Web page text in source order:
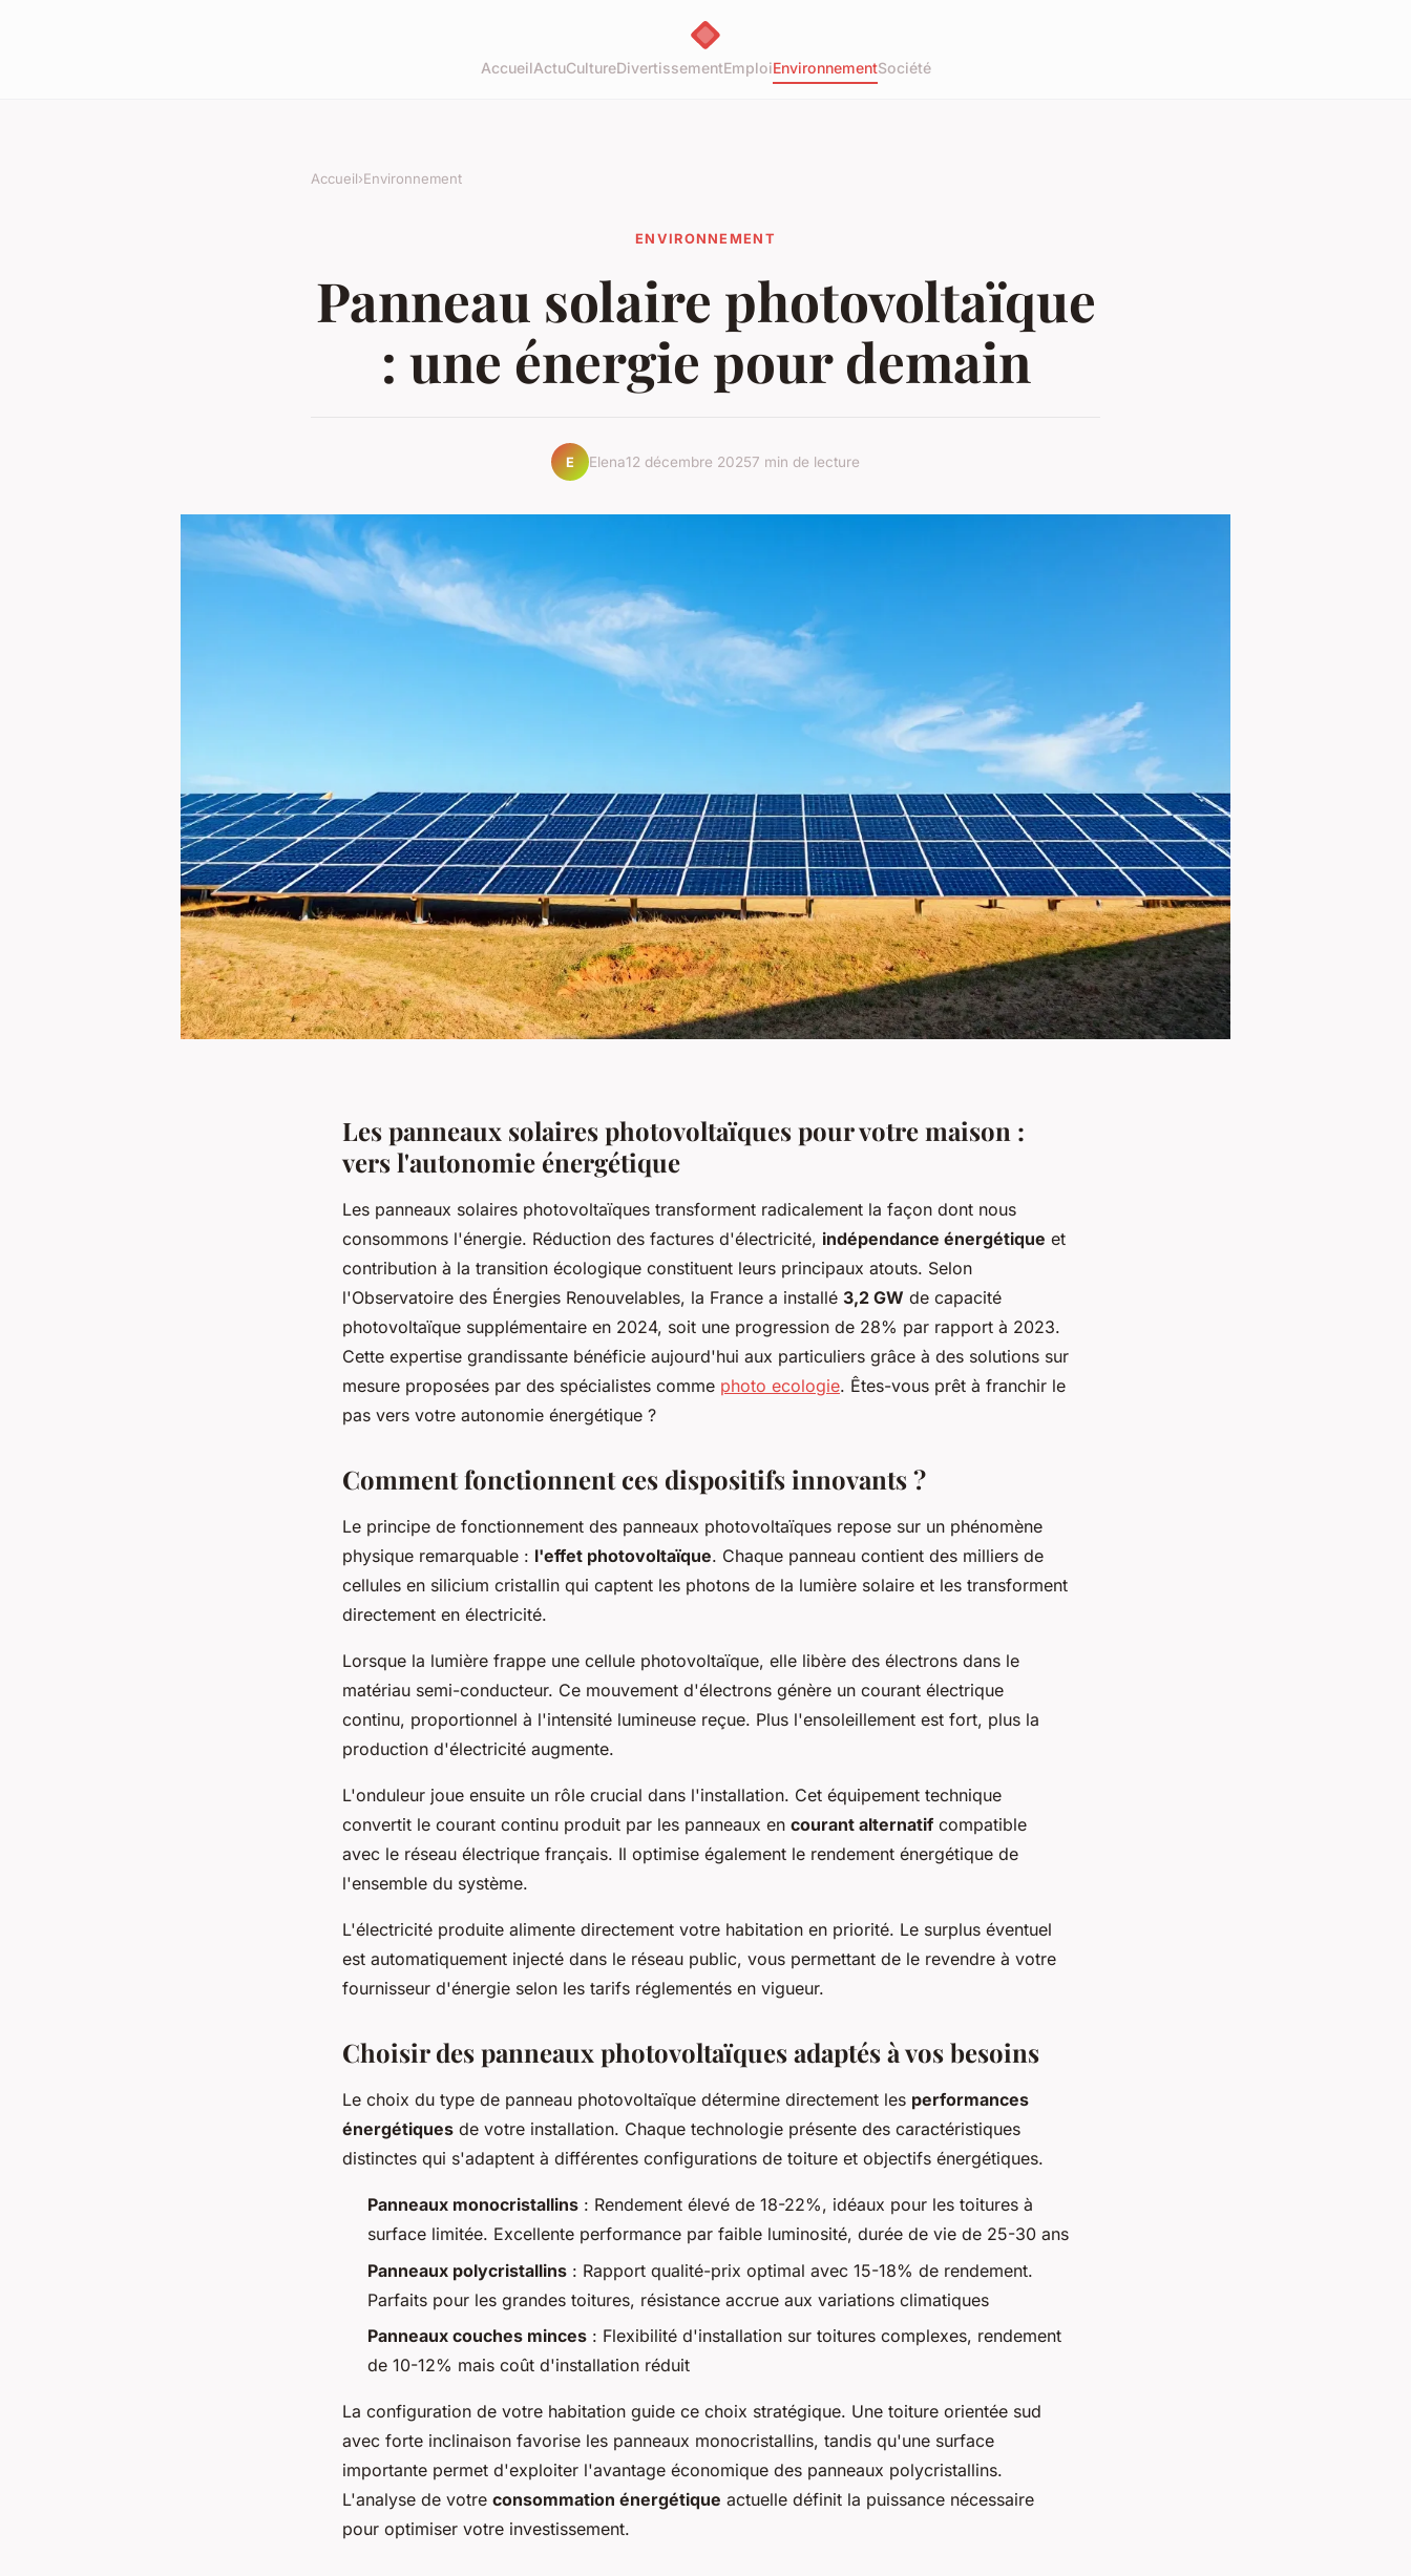
AccueilActuCultureDivertissementEmploiEnvironnementSociété
Accueil›Environnement
ENVIRONNEMENT
Panneau solaire photovoltaïque
: une énergie pour demain
E Elena12 décembre 20257 min de lecture
Les panneaux solaires photovoltaïques pour votre maison :
vers l'autonomie énergétique
Les panneaux solaires photovoltaïques transforment radicalement la façon dont nous
consommons l'énergie. Réduction des factures d'électricité, indépendance énergétique et
contribution à la transition écologique constituent leurs principaux atouts. Selon
l'Observatoire des Énergies Renouvelables, la France a installé 3,2 GW de capacité
photovoltaïque supplémentaire en 2024, soit une progression de 28% par rapport à 2023.
Cette expertise grandissante bénéficie aujourd'hui aux particuliers grâce à des solutions sur
mesure proposées par des spécialistes comme photo ecologie. Êtes-vous prêt à franchir le
pas vers votre autonomie énergétique ?
Comment fonctionnent ces dispositifs innovants ?
Le principe de fonctionnement des panneaux photovoltaïques repose sur un phénomène
physique remarquable : l'effet photovoltaïque. Chaque panneau contient des milliers de
cellules en silicium cristallin qui captent les photons de la lumière solaire et les transforment
directement en électricité.
Lorsque la lumière frappe une cellule photovoltaïque, elle libère des électrons dans le
matériau semi-conducteur. Ce mouvement d'électrons génère un courant électrique
continu, proportionnel à l'intensité lumineuse reçue. Plus l'ensoleillement est fort, plus la
production d'électricité augmente.
L'onduleur joue ensuite un rôle crucial dans l'installation. Cet équipement technique
convertit le courant continu produit par les panneaux en courant alternatifcompatible
avec le réseau électrique français. Il optimise également le rendement énergétique de
l'ensemble du système.
L'électricité produite alimente directement votre habitation en priorité. Le surplus éventuel
est automatiquement injecté dans le réseau public, vous permettant de le revendre à votre
fournisseur d'énergie selon les tarifs réglementés en vigueur.
Choisir des panneaux photovoltaïques adaptés à vos besoins
Le choix du type de panneau photovoltaïque détermine directement les performances
énergétiques de votre installation. Chaque technologie présente des caractéristiques
distinctes qui s'adaptent à différentes configurations de toiture et objectifs énergétiques.
Panneaux monocristallins : Rendement élevé de 18-22%, idéaux pour les toitures à
surface limitée. Excellente performance par faible luminosité, durée de vie de 25-30 ans
Panneaux polycristallins : Rapport qualité-prix optimal avec 15-18% de rendement.
Parfaits pour les grandes toitures, résistance accrue aux variations climatiques
Panneaux couches minces : Flexibilité d'installation sur toitures complexes, rendement
de 10-12% mais coût d'installation réduit
La configuration de votre habitation guide ce choix stratégique. Une toiture orientée sud
avec forte inclinaison favorise les panneaux monocristallins, tandis qu'une surface
importante permet d'exploiter l'avantage économique des panneaux polycristallins.
L'analyse de votre consommation énergétique actuelle définit la puissance nécessaire
pour optimiser votre investissement.